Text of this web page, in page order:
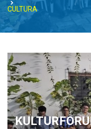
CULTURA